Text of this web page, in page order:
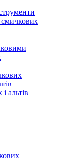
смичкових
альтів